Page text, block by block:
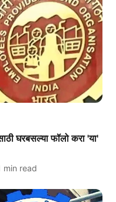
घरबसल्या फॉलो करा 'या'
min read